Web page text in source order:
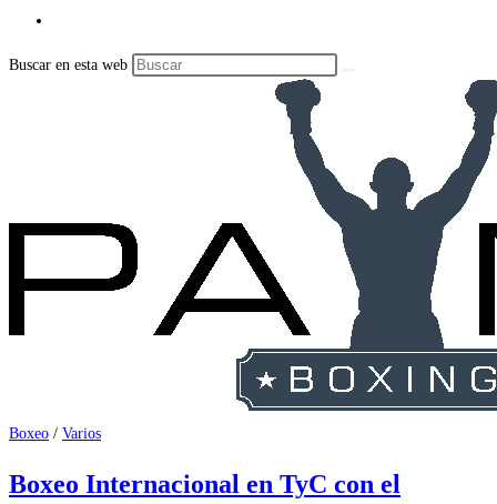
Buscar en esta web
Boxeo / Varios
Boxeo Internacional en TyC con el